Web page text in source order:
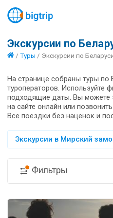
Экскурсии по
/ Туры / Экскурсии по
На странице собраны туры по
туроператоров. Используйте
подходящие даты. Вы можете
на сайте онлайн или
Все поездки без наценок и
Экскурсии в Мирский
Фильтры